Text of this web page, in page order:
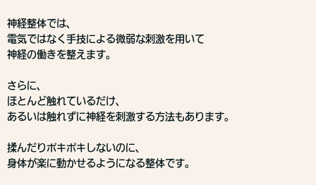
神経整体では、
電気ではなく手技による微弱な刺激を用いて
神経の働きを整えます。
さらに、
ほとんど触れているだけ、
あるいは触れずに神経を刺激する方法もあります。
揉んだりポキポキしないのに、
身体が楽に動かせるようになる整体です。